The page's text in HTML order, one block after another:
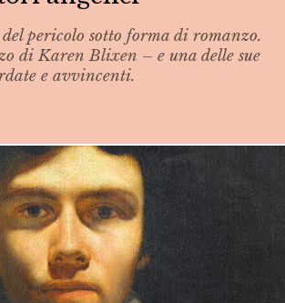
pericolo sotto forma di romanzo.
di Karen Blixen – e una delle sue
e avvincenti.